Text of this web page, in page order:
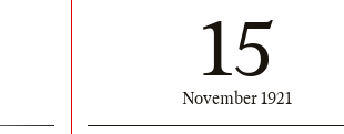
15
November 1921